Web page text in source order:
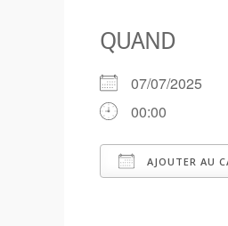
QUAND
07/07/2025
00:00
AJOUTER AU